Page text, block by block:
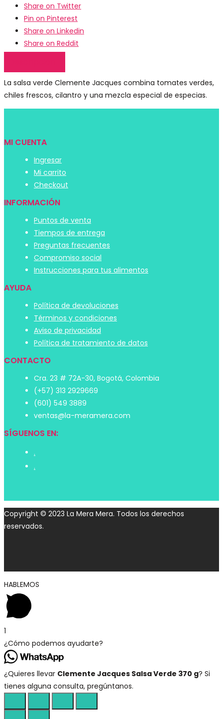
Share on Twitter
Pin on Pinterest
Share on Linkedin
Share on Reddit
La salsa verde Clemente Jacques combina tomates verdes,
chiles frescos, cilantro y una mezcla especial de especias.
MI CUENTA
Ingresar
Mi carrito
Checkout
INFORMACIÓN
Puntos de venta
Tiempos de entrega
Preguntas frecuentes
Compromiso social
Instrucciones para tus alimentos
AYUDA
Política de devoluciones
Términos y condiciones
Aviso de privacidad
Política de tratamiento de datos
CONTACTO
Cra. 23 # 72A-30, Bogotá, Colombia
(+57) 313 2929669
(601) 549 3889
ventas@la-meramera.com
SÍGUENOS EN:
.
.
Copyright © 2023 La Mera Mera. Todos los derechos
reservados.
HABLEMOS
1
¿Cómo podemos ayudarte?
¿Quieres llevar Clemente Jacques Salsa Verde 370 g? Si
tienes alguna consulta, pregúntanos.